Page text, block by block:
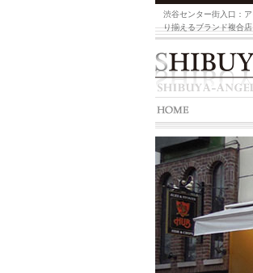
渋谷センター街入口：
り揃えるブランド複合